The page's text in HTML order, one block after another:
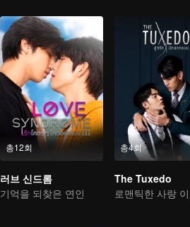
총12회
러브 신드롬
기억을 되찾은 연인
총4회
The Tuxedo
로맨틱한 사랑